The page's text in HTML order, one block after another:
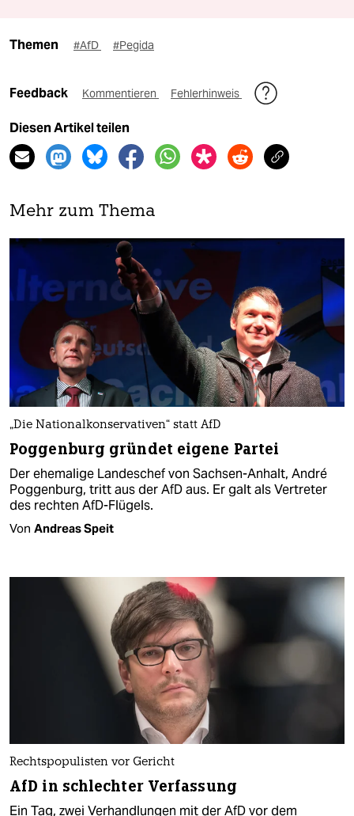
Themen #AfD #Pegida
Feedback Kommentieren Fehlerhinweis
Diesen Artikel teilen
Mehr zum Thema
„Die Nationalkonservativen“ statt AfD
Poggenburg gründet eigene Partei
Der ehemalige Landeschef von Sachsen-Anhalt, André
Poggenburg, tritt aus der AfD aus. Er galt als Vertreter
des rechten AfD-Flügels.
Von Andreas Speit
Rechtspopulisten vor Gericht
AfD in schlechter Verfassung
Ein Tag, zwei Verhandlungen mit der AfD vor dem